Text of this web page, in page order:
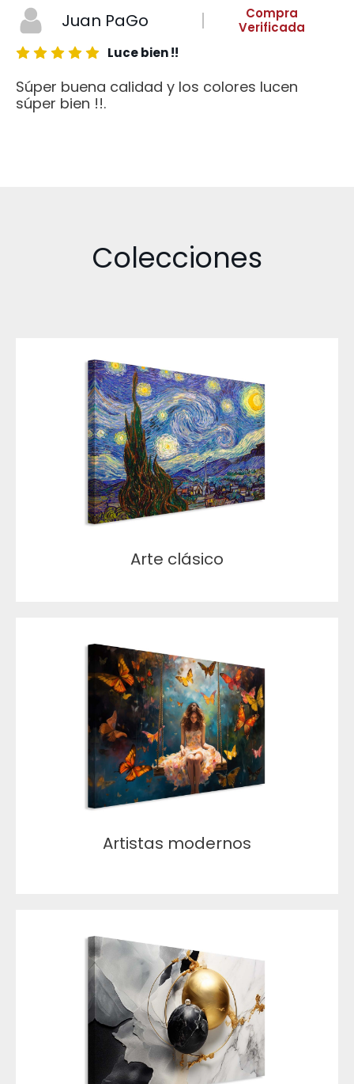
Juan PaGo
Compra
Verificada
Luce bien !!
Súper buena calidad y los colores lucen
súper bien !!.
Colecciones
Arte clásico
Artistas modernos